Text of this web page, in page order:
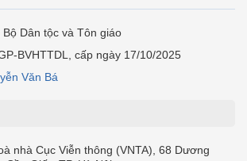
Dân tộc và Tôn giáo
BVHTTDL, cấp ngày 17/10/2025
Văn Bá
nhà Cục Viễn thông (VNTA), 68 Dương